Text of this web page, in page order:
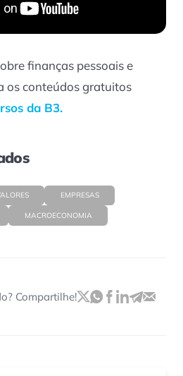
finanças pessoais e
os conteúdos gratuitos
da B3.
EMPRESAS
MACROECONOMIA
Compartilhe!